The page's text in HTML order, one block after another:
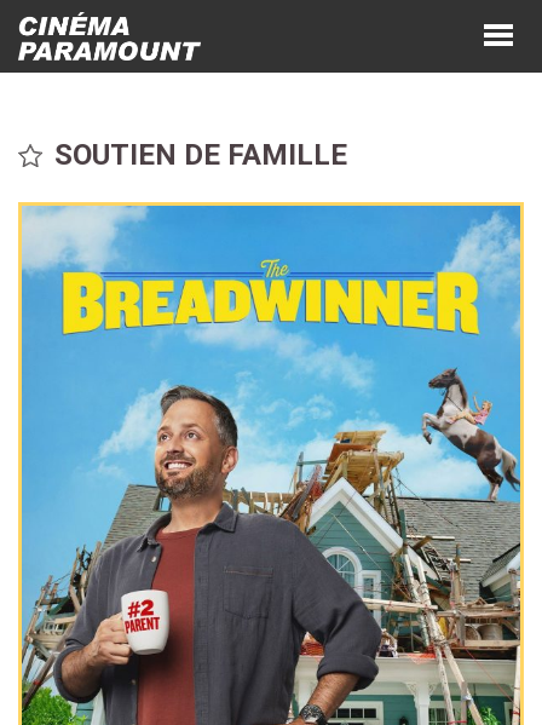
SOUTIEN DE FAMILLE